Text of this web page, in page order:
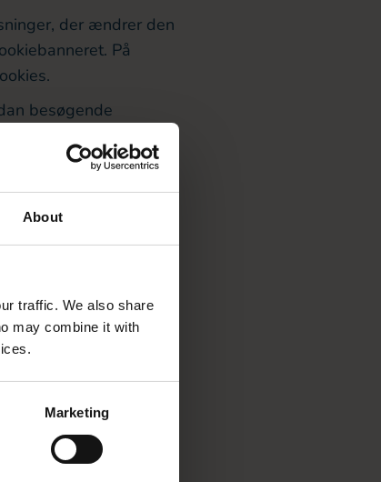
About
traffic. We also share
may combine it with
Marketing
der ændrer den
På
besøgende
når du lukker din
Cookiebot til at
i op til et år.
Disse slettes efter